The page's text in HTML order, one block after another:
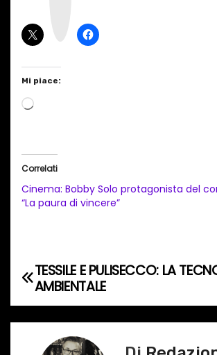
Mi piace:
C
a
Correlati
Cinema: Bobby Solo protagonista del
“La paura di vincere”
N
a
TESSILE E PULISECCO: LA
AMBIENTALE